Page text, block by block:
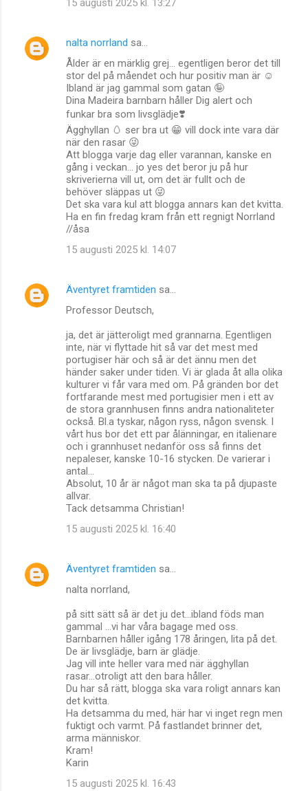
15 augusti 2025 kl. 13:27
nalta norrland sa…
Ålder är en märklig grej… egentligen beror det till
stor del på måendet och hur positiv man är ☺️
Ibland är jag gammal som gatan 🤪
Dina Madeira barnbarn håller Dig alert och
funkar bra som livsglädje❣️
Ägghyllan 🥚 ser bra ut 😁 vill dock inte vara där
när den rasar 😜
Att blogga varje dag eller varannan, kanske en
gång i veckan… jo yes det beror ju på hur
skriverierna vill ut, om det är fullt och de
behöver släppas ut 😜
Det ska vara kul att blogga annars kan det kvitta.
Ha en fin fredag kram från ett regnigt Norrland
//åsa
15 augusti 2025 kl. 14:07
Äventyret framtiden sa…
Professor Deutsch,
ja, det är jätteroligt med grannarna. Egentligen
inte, när vi flyttade hit så var det mest med
portugiser här och så är det ännu men det
händer saker under tiden. Vi är glada åt alla olika
kulturer vi får vara med om. På gränden bor det
fortfarande mest med portugisier men i ett av
de stora grannhusen finns andra nationaliteter
också. Bl.a tyskar, någon ryss, någon svensk. I
vårt hus bor det ett par ålänningar, en italienare
och i grannhuset nedanför oss så finns det
nepaleser, kanske 10-16 stycken. De varierar i
antal...
Absolut, 10 år är något man ska ta på djupaste
allvar.
Tack detsamma Christian!
15 augusti 2025 kl. 16:40
Äventyret framtiden sa…
nalta norrland,
på sitt sätt så är det ju det...ibland föds man
gammal ...vi har våra bagage med oss.
Barnbarnen håller igång 178 åringen, lita på det.
De är livsglädje, barn är glädje.
Jag vill inte heller vara med när ägghyllan
rasar...otroligt att den bara håller.
Du har så rätt, blogga ska vara roligt annars kan
det kvitta.
Ha detsamma du med, här har vi inget regn men
fuktigt och varmt. På fastlandet brinner det,
arma människor.
Kram!
Karin
15 augusti 2025 kl. 16:43